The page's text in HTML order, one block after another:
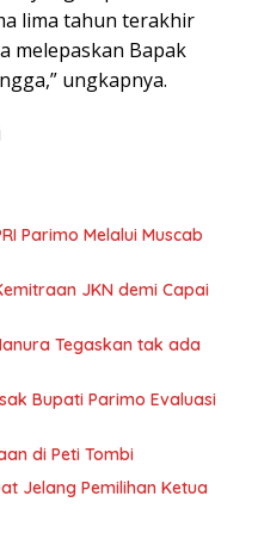
lima tahun terakhir
melepaskan Bapak
ungkapnya.
Parimo Melalui Muscab
JKN demi Capai
Tegaskan tak ada
Bupati Parimo Evaluasi
di Peti Tombi
Jelang Pemilihan Ketua